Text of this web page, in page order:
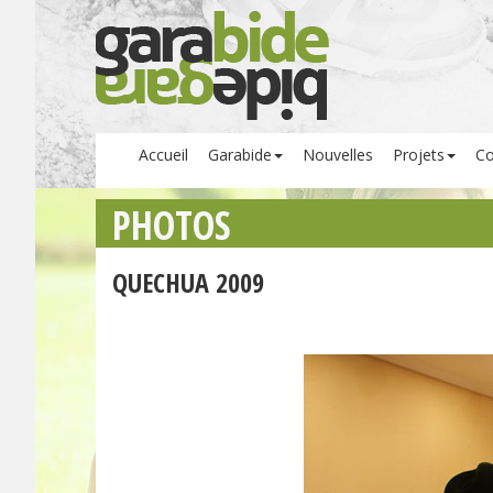
Accueil Garabide Nouvelles Projets
PHOTOS
QUECHUA 2009